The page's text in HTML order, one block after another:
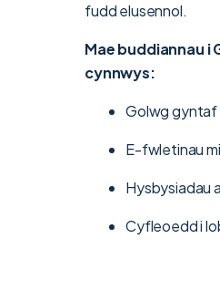
fudd elusennol.
Mae buddiannau i
cynnwys:
Golwg gyntaf
E-fwletinau
Hysbysiadau
Cyfleoedd i